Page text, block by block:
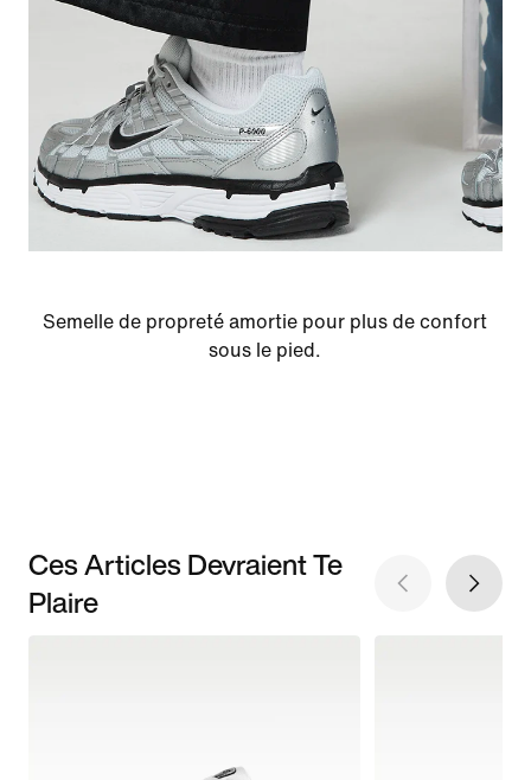
Semelle de propreté amortie pour plus de confort
sous le pied.
Ces Articles Devraient Te
Plaire